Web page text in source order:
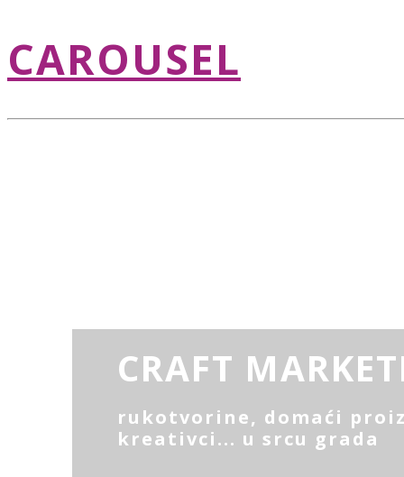
CAROUSEL
CRAFT
rukotvorine, domaći
kreativci... u srcu grada